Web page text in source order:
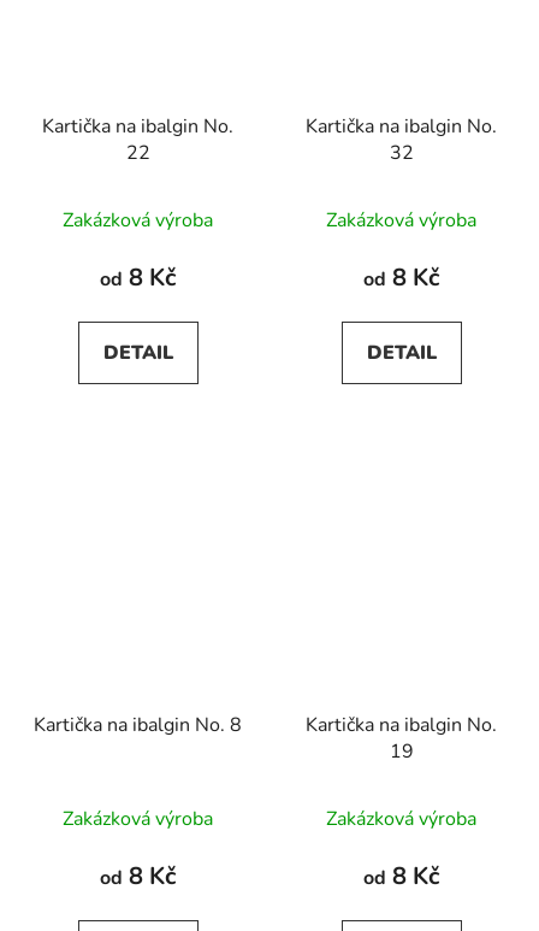
Kartička na ibalgin No.
22
Zakázková výroba
od 8 Kč
DETAIL
Kartička na ibalgin No.
32
Zakázková výroba
od 8 Kč
DETAIL
Kartička na ibalgin No. 8
Zakázková výroba
od 8 Kč
Kartička na ibalgin No.
19
Zakázková výroba
od 8 Kč